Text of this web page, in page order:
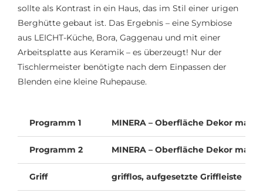
sollte als Kontrast in ein Haus, das im Stil einer urigen
Berghütte gebaut ist. Das Ergebnis – eine Symbiose
aus LEICHT-Küche, Bora, Gaggenau und mit einer
Arbeitsplatte aus Keramik – es überzeugt! Nur der
Tischlermeister benötigte nach dem Einpassen der
Blenden eine kleine Ruhepause.
Programm 1 MINERA – Oberfläche Dekor matt,
Programm 2 MINERA – Oberfläche Dekor matt,
Griff grifflos, aufgesetzte Griffleiste